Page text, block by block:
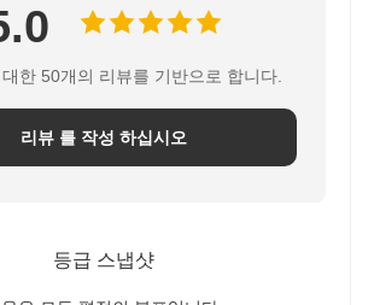
한 50개의 리뷰를 기반으로 합니다.
리뷰 를 작성 하십시오
등급 스냅샷